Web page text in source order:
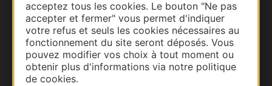
acceptez tous les cookies. Le bouton "Ne pas
accepter et fermer" vous permet d'indiquer
votre refus et seuls les cookies nécessaires au
fonctionnement du site seront déposés. Vous
pouvez modifier vos choix à tout moment ou
obtenir plus d'informations via notre politique
de cookies.
Thermalisme